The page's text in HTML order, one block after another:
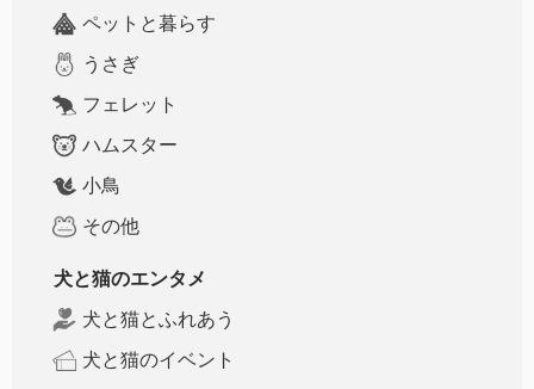
ペットと暮らす
うさぎ
フェレット
ハムスター
小鳥
その他
犬と猫のエンタメ
犬と猫とふれあう
犬と猫のイベント